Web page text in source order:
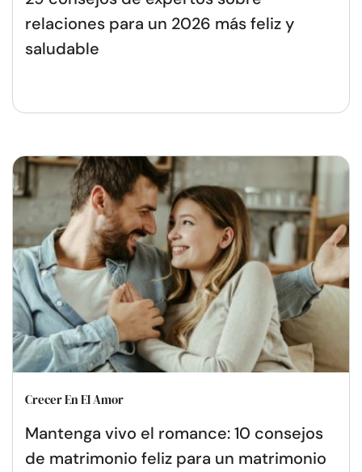
relaciones para un 2026 más feliz y
saludable
Crecer En El Amor
Mantenga vivo el romance: 10 consejos
de matrimonio feliz para un matrimonio